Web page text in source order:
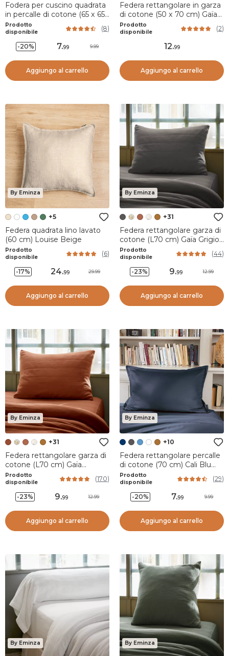
Fodera per cuscino quadrata
in percalle di cotone (65 x 65
cm) Cali Tortora
Prodotto
disponibile
(8)
-20% 7.99 9.99
Aggiungo al carrello
Federa rettangolare in garza
di cotone (50 x 70 cm) Gaïa
righe Albicocca
Prodotto
disponibile
(2)
12.99
Aggiungo al carrello
By Eminza
+5
Federa quadrata lino lavato
(60 cm) Louise Beige
Prodotto
disponibile
(6)
-17% 24.99 29.99
Aggiungo al carrello
By Eminza
+31
Federa rettangolare garza di
cotone (L70 cm) Gaïa Grigio
granito
Prodotto
disponibile
(44)
-23% 9.99 12.99
Aggiungo al carrello
By Eminza
+31
Federa rettangolare garza di
cotone (L70 cm) Gaïa
Terracotta
Prodotto
disponibile
(170)
-23% 9.99 12.99
Aggiungo al carrello
By Eminza
+10
Federa rettangolare percalle
di cotone (70 cm) Cali Blu
marine
Prodotto
disponibile
(29)
-20% 7.99 9.99
Aggiungo al carrello
By Eminza By Eminza